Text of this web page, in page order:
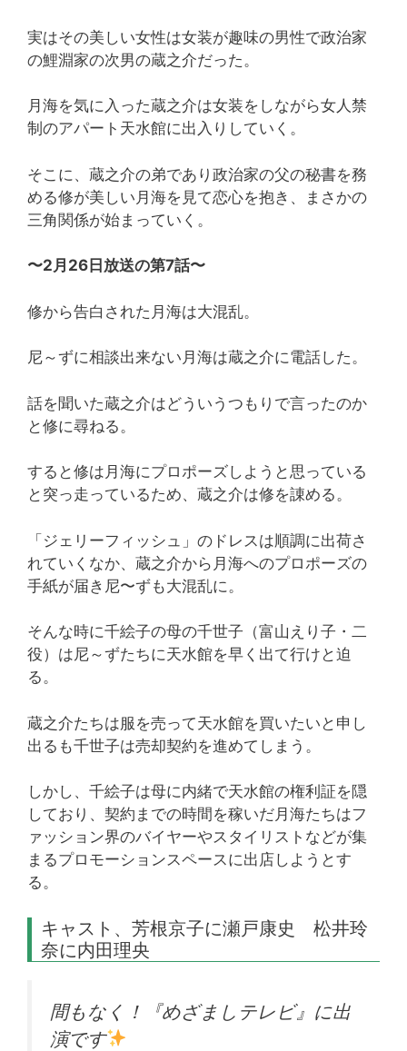
実はその美しい女性は女装が趣味の男性で政治家
の鯉淵家の次男の蔵之介だった。
月海を気に入った蔵之介は女装をしながら女人禁
制のアパート天水館に出入りしていく。
そこに、蔵之介の弟であり政治家の父の秘書を務
める修が美しい月海を見て恋心を抱き、まさかの
三角関係が始まっていく。
〜2月26日放送の第7話〜
修から告白された月海は大混乱。
尼～ずに相談出来ない月海は蔵之介に電話した。
話を聞いた蔵之介はどういうつもりで言ったのか
と修に尋ねる。
すると修は月海にプロポーズしようと思っている
と突っ走っているため、蔵之介は修を諌める。
「ジェリーフィッシュ」のドレスは順調に出荷さ
れていくなか、蔵之介から月海へのプロポーズの
手紙が届き尼〜ずも大混乱に。
そんな時に千絵子の母の千世子（富山えり子・二
役）は尼～ずたちに天水館を早く出て行けと迫
る。
蔵之介たちは服を売って天水館を買いたいと申し
出るも千世子は売却契約を進めてしまう。
しかし、千絵子は母に内緒で天水館の権利証を隠
しており、契約までの時間を稼いだ月海たちはフ
ァッション界のバイヤーやスタイリストなどが集
まるプロモーションスペースに出店しようとす
る。
キャスト、芳根京子に瀬戸康史 松井玲
奈に内田理央
間もなく！『めざましテレビ』に出
演です